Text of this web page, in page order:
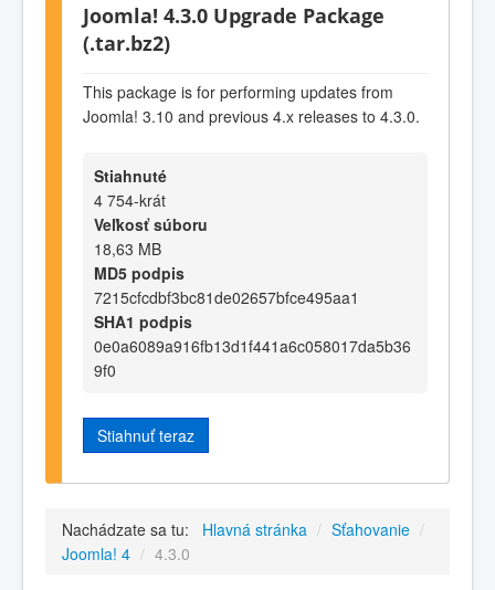
Joomla! 4.3.0 Upgrade Package
(.tar.bz2)
This package is for performing updates from
Joomla! 3.10 and previous 4.x releases to 4.3.0.
Stiahnuté
4 754-krát
Veľkosť súboru
18,63 MB
MD5 podpis
7215cfcdbf3bc81de02657bfce495aa1
SHA1 podpis
0e0a6089a916fb13d1f441a6c058017da5b36
9f0
Stiahnuť teraz
Nachádzate sa tu: Hlavná stránka / Sťahovanie /
Joomla! 4 / 4.3.0